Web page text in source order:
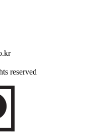
reserved